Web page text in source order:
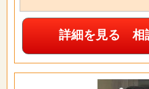
詳細を見る 相